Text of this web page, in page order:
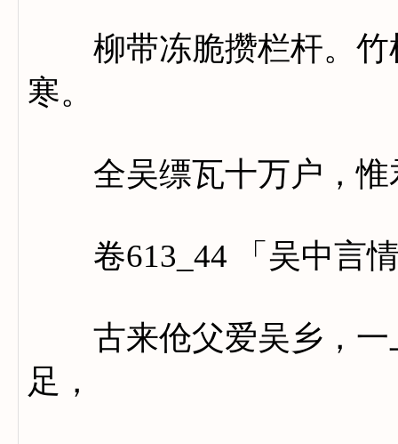
柳带冻脆攒栏杆。竹
寒。
全吴缥瓦十万户，惟
卷613_44 「吴中言情
古来伧父爱吴乡，一
足，